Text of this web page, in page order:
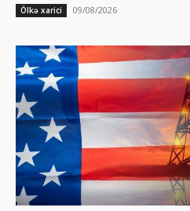
Ölkə xarici 09/08/2026